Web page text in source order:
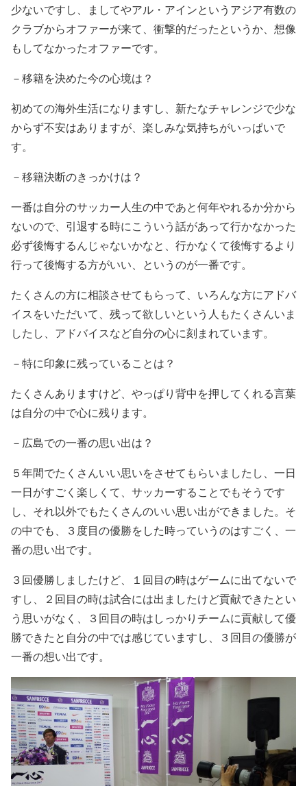
少ないですし、ましてやアル・アインというアジア有数の
クラブからオファーが来て、衝撃的だったというか、想像
もしてなかったオファーです。
－移籍を決めた今の心境は？
初めての海外生活になりますし、新たなチャレンジで少な
からず不安はありますが、楽しみな気持ちがいっぱいで
す。
－移籍決断のきっかけは？
一番は自分のサッカー人生の中であと何年やれるか分から
ないので、引退する時にこういう話があって行かなかった
必ず後悔するんじゃないかなと、行かなくて後悔するより
行って後悔する方がいい、というのが一番です。
たくさんの方に相談させてもらって、いろんな方にアドバ
イスをいただいて、残って欲しいという人もたくさんいま
したし、アドバイスなど自分の心に刻まれています。
－特に印象に残っていることは？
たくさんありますけど、やっぱり背中を押してくれる言葉
は自分の中で心に残ります。
－広島での一番の思い出は？
５年間でたくさんいい思いをさせてもらいましたし、一日
一日がすごく楽しくて、サッカーすることでもそうです
し、それ以外でもたくさんのいい思い出ができました。そ
の中でも、３度目の優勝をした時っていうのはすごく、一
番の思い出です。
３回優勝しましたけど、１回目の時はゲームに出てないで
すし、２回目の時は試合には出ましたけど貢献できたとい
う思いがなく、３回目の時はしっかりチームに貢献して優
勝できたと自分の中では感じていますし、３回目の優勝が
一番の想い出です。